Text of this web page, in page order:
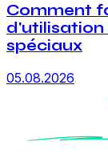
Comment
d'utilisation
spéciaux
05.08.2026